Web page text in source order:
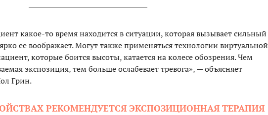
какое-то время находится в ситуации, которая вызывает сильный
ее воображает. Могут также применяться технологии виртуальной
которые боится высоты, катается на колесе обозрения. Чем
экспозиция, тем больше ослабевает тревога», — объясняет
Грин.
РЕКОМЕНДУЕТСЯ ЭКСПОЗИЦИОННАЯ ТЕРАПИЯ